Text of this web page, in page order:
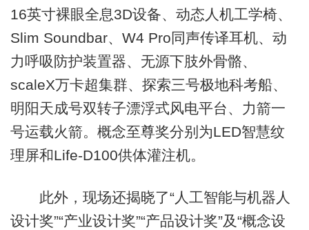
16英寸裸眼全息3D设备、动态人机工学椅、
Slim Soundbar、W4 Pro同声传译耳机、动
力呼吸防护装置器、无源下肢外骨骼、
scaleX万卡超集群、探索三号极地科考船、
明阳天成号双转子漂浮式风电平台、力箭一
号运载火箭。概念至尊奖分别为LED智慧纹
理屏和Life-D100供体灌注机。
此外，现场还揭晓了“人工智能与机器人
设计奖”“产业设计奖”“产品设计奖”及“概念设